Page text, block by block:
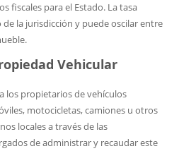
fiscales para el Estado. La tasa
la jurisdicción y puede oscilar entre
Vehicular
los propietarios de vehículos
motocicletas, camiones u otros
locales a través de las
de administrar y recaudar este